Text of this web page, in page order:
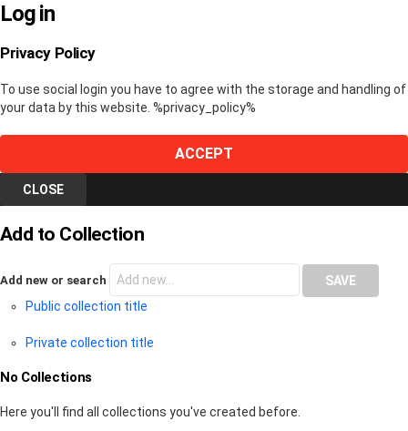
Log in
Privacy Policy
To use social login you have to agree with the storage and handling of
your data by this website. %privacy_policy%
ACCEPT
CLOSE
Add to Collection
Add new or search
Public collection title
Private collection title
No Collections
Here you'll find all collections you've created before.